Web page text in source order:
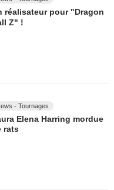
réalisateur pour "Dragon
Z" !
- Tournages
Elena Harring mordue
rats